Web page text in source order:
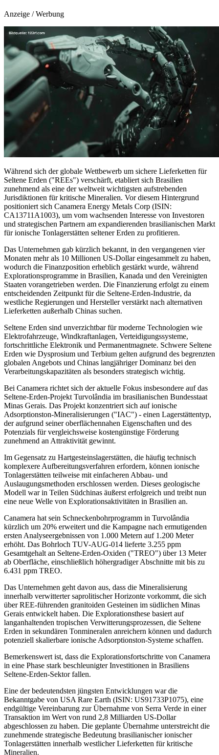
Anzeige / Werbung
Während sich der globale Wettbewerb um sichere Lieferketten für
Seltene Erden ("REEs") verschärft, etabliert sich Brasilien
zunehmend als eine der weltweit wichtigsten aufstrebenden
Jurisdiktionen für kritische Mineralien. Vor diesem Hintergrund
positioniert sich Canamera Energy Metals Corp (ISIN:
CA13711A1003), um vom wachsenden Interesse von Investoren
und strategischen Partnern am expandierenden brasilianischen Markt
für ionische Tonlagerstätten seltener Erden zu profitieren.
Das Unternehmen gab kürzlich bekannt, in den vergangenen vier
Monaten mehr als 10 Millionen US-Dollar eingesammelt zu haben,
wodurch die Finanzposition erheblich gestärkt wurde, während
Explorationsprogramme in Brasilien, Kanada und den Vereinigten
Staaten vorangetrieben werden. Die Finanzierung erfolgt zu einem
entscheidenden Zeitpunkt für die Seltene-Erden-Industrie, da
westliche Regierungen und Hersteller verstärkt nach alternativen
Lieferketten außerhalb Chinas suchen.
Seltene Erden sind unverzichtbar für moderne Technologien wie
Elektrofahrzeuge, Windkraftanlagen, Verteidigungssysteme,
fortschrittliche Elektronik und Permanentmagnete. Schwere Seltene
Erden wie Dysprosium und Terbium gelten aufgrund des begrenzten
globalen Angebots und Chinas langjähriger Dominanz bei den
Verarbeitungskapazitäten als besonders strategisch wichtig.
Bei Canamera richtet sich der aktuelle Fokus insbesondere auf das
Seltene-Erden-Projekt Turvolândia im brasilianischen Bundesstaat
Minas Gerais. Das Projekt konzentriert sich auf ionische
Adsorptionston-Mineralisierungen ("IAC") - einen Lagerstättentyp,
der aufgrund seiner oberflächennahen Eigenschaften und des
Potenzials für vergleichsweise kostengünstige Förderung
zunehmend an Attraktivität gewinnt.
Im Gegensatz zu Hartgesteinslagerstätten, die häufig technisch
komplexere Aufbereitungsverfahren erfordern, können ionische
Tonlagerstätten teilweise mit einfacheren Abbau- und
Auslaugungsmethoden erschlossen werden. Dieses geologische
Modell war in Teilen Südchinas äußerst erfolgreich und treibt nun
eine neue Welle von Explorationsaktivitäten in Brasilien an.
Canamera hat sein Schneckenbohrprogramm in Turvolândia
kürzlich um 20% erweitert und die Kampagne nach ermutigenden
ersten Analyseergebnissen von 1.000 Metern auf 1.200 Meter
erhöht. Das Bohrloch TUV-AUG-014 lieferte 3.255 ppm
Gesamtgehalt an Seltene-Erden-Oxiden ("TREO") über 13 Meter
ab Oberfläche, einschließlich höhergradiger Abschnitte mit bis zu
6.431 ppm TREO.
Das Unternehmen geht davon aus, dass die Mineralisierung
innerhalb verwitterter saprolitischer Horizonte vorkommt, die sich
über REE-führenden granitoiden Gesteinen im südlichen Minas
Gerais entwickelt haben. Die Explorationsthese basiert auf
langanhaltenden tropischen Verwitterungsprozessen, die Seltene
Erden in sekundären Tonmineralen anreichern können und dadurch
potenziell skalierbare ionische Adsorptionston-Systeme schaffen.
Bemerkenswert ist, dass die Explorationsfortschritte von Canamera
in eine Phase stark beschleunigter Investitionen in Brasiliens
Seltene-Erden-Sektor fallen.
Eine der bedeutendsten jüngsten Entwicklungen war die
Bekanntgabe von USA Rare Earth (ISIN: US91733P1075), eine
endgültige Vereinbarung zur Übernahme von Serra Verde in einer
Transaktion im Wert von rund 2,8 Milliarden US-Dollar
abgeschlossen zu haben. Die geplante Übernahme unterstreicht die
zunehmende strategische Bedeutung brasilianischer ionischer
Tonlagerstätten innerhalb westlicher Lieferketten für kritische
Mineralien.